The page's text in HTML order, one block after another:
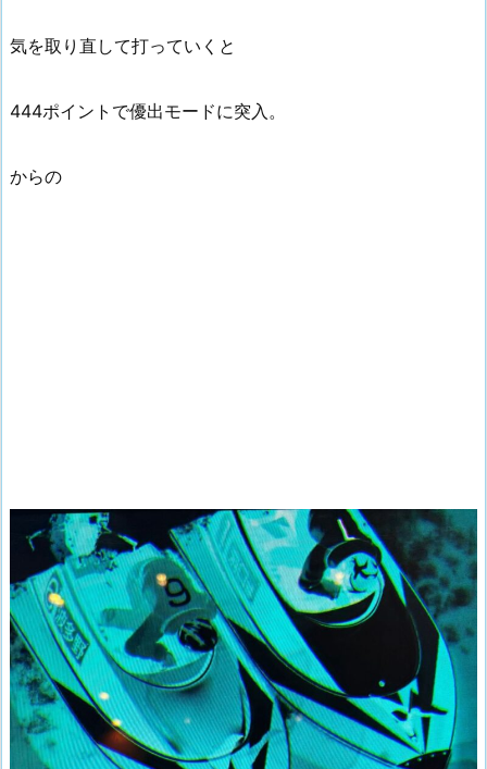
気を取り直して打っていくと
444ポイントで優出モードに突入。
からの